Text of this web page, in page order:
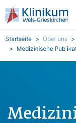
Direkt zum Inhalt
Startseite Über uns
Medizinische